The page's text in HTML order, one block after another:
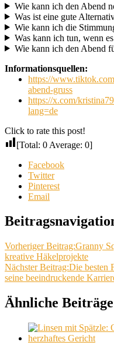
Wie kann ich den Abend
Was ist eine gute
Wie kann ich die
Was kann ich tun, wenn
Wie kann ich den Abend
Informationsquellen:
https://
abend-gruss
https://x.com/
lang=de
Click to rate this post!
[Total: 0 Average: 0]
Facebook
Twitter
Pinterest
Email
Vorheriger Beitrag:Granny
kreative Häkelprojekte
Nächster Beitrag:Die besten
seine beeindruckende
Ähnliche Beiträge